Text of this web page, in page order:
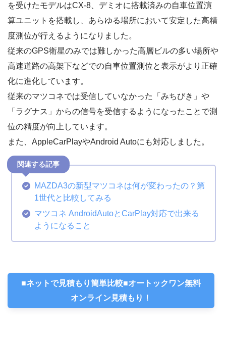
を受けたモデルはCX-8、デミオに搭載済みの自車位置演
算ユニットを搭載し、あらゆる場所において安定した高精
度測位が行えるようになりました。
従来のGPS衛星のみでは難しかった高層ビルの多い場所や
高速道路の高架下などでの自車位置測位と表示がより正確
化に進化しています。
従来のマツコネでは受信していなかった「みちびき」や
「ラグナス」からの信号を受信するようになったことで測
位の精度が向上しています。
また、AppleCarPlayやAndroid Autoにも対応しました。
MAZDA3の新型マツコネは何が変わったの？第
1世代と比較してみる
マツコネ AndroidAutoとCarPlay対応で出来る
ようになること
■ネットで見積もり簡単比較■オートックワン無料
オンライン見積もり！